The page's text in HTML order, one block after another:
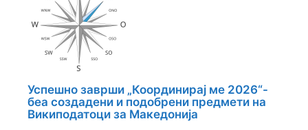
Успешно заврши „Координирај ме 2026“-
беа создадени и подобрени предмети на
Википодатоци за Македонија